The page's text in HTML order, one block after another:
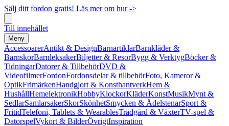
Sälj ditt fordon gratis! Läs mer om hur ->
Till innehållet
Meny
AccessoarerAntikt & DesignBarnartiklarBarnkläder &
BarnskorBarnleksakerBiljetter & ResorBygg & VerktygBöcker &
TidningarDatorer & TillbehörDVD &
VideofilmerFordonFordonsdelar & tillbehörFoto, Kameror &
OptikFrimärkenHandgjort & KonsthantverkHem &
HushållHemelektronikHobbyKlockorKläderKonstMusikMynt &
SedlarSamlarsakerSkorSkönhetSmycken & ÄdelstenarSport &
FritidTelefoni, Tablets & WearablesTrädgård & VäxterTV-spel &
DatorspelVykort & BilderÖvrigtInspiration